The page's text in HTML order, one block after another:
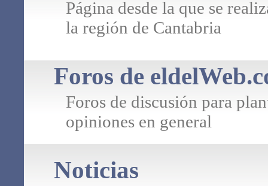
Página desde la que se
la región de Cantabria
Foros de
Foros de discusión para
opiniones en general
Noticias